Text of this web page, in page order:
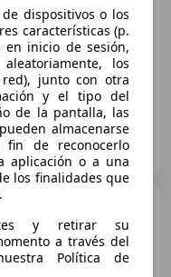
justo
103 kW (140 CV)
dispositivos o los
características (p.
en inicio de sesión,
los
junto con otra
y el tipo del
de la pantalla, las
almacenarse
de reconocerlo
aplicación o a una
los finalidades que
y retirar su
a través del
Política de